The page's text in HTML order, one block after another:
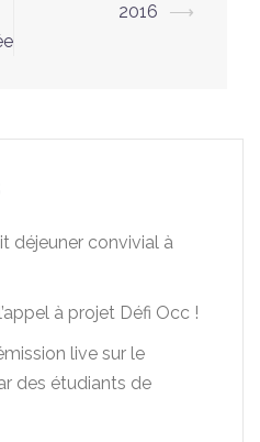
2016
⟶
déjeuner convivial à
à projet Défi Occ !
live sur le
des étudiants de